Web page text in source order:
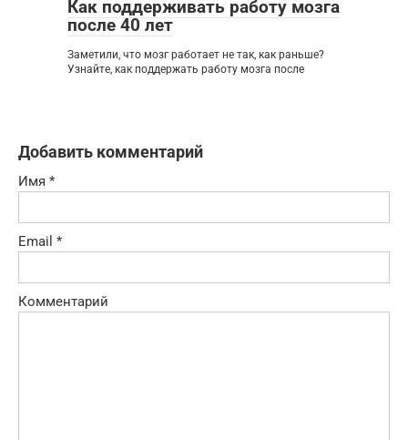
Как поддерживать работу мозга
после 40 лет
Заметили, что мозг работает не так, как раньше?
Узнайте, как поддержать работу мозга после
Добавить комментарий
Имя *
Email *
Комментарий